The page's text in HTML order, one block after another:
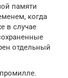
памяти
когда
в случае
отдельный